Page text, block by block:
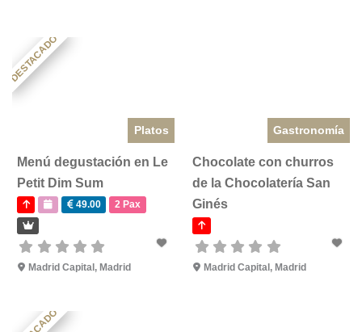
DESTACADO
Platos
Menú degustación en Le
Petit Dim Sum
49.00 2 Pax
Madrid Capital , Madrid
Gastronomía
Chocolate con churros
de la Chocolatería San
Ginés
Madrid Capital , Madrid